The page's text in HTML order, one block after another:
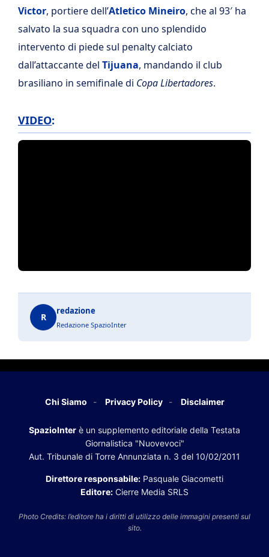
Victor, portiere dell’Atletico Mineiro, che al 93′ ha
salvato la sua squadra con uno splendido
intervento di piede sul penalty calciato
dall’attaccante del Tijuana, mandando il club
brasiliano in semifinale di Copa Libertadores.
VIDEO:
R
redazione
Redazione SpazioInter
Chi Siamo Privacy Policy Disclaimer
SpazioInter è un supplemento editoriale della Testata
Giornalistica "Nuovevoci"
Aut. Tribunale di Torre Annunziata n. 3 del 10/02/2011
Direttore responsabile: Pasquale Giacometti
Editore: Cierre Media SRLS
Photo Credits: l’editore ha i diritti di utilizzo delle immagini presenti sul
sito.